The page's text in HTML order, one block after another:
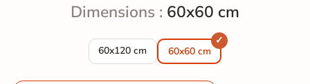
Dimensions : 60x60 cm
60x120 cm
Dalle extérieur effet pierre Krabi 2.0 vert R11
60x60 cm